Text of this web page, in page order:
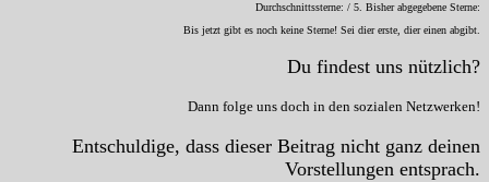
Durchschnittssterne: / 5. Bisher abgegebene Sterne:
Bis jetzt gibt es noch keine Sterne! Sei dier erste, dier einen abgibt.
Du findest uns nützlich?
Dann folge uns doch in den sozialen Netzwerken!
Entschuldige, dass dieser Beitrag nicht ganz deinen
Vorstellungen entsprach.